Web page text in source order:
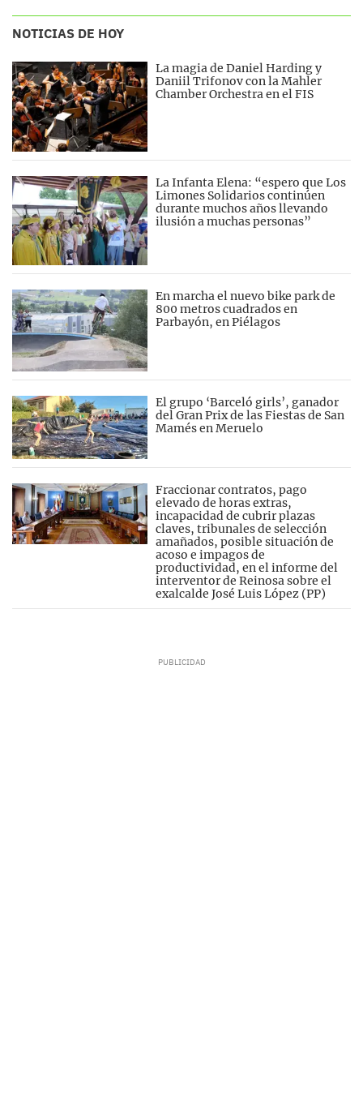
NOTICIAS DE HOY
La magia de Daniel Harding y
Daniil Trifonov con la Mahler
Chamber Orchestra en el FIS
La Infanta Elena: “espero que Los
Limones Solidarios continúen
durante muchos años llevando
ilusión a muchas personas”
En marcha el nuevo bike park de
800 metros cuadrados en
Parbayón, en Piélagos
El grupo ‘Barceló girls’, ganador
del Gran Prix de las Fiestas de San
Mamés en Meruelo
Fraccionar contratos, pago
elevado de horas extras,
incapacidad de cubrir plazas
claves, tribunales de selección
amañados, posible situación de
acoso e impagos de
productividad, en el informe del
interventor de Reinosa sobre el
exalcalde José Luis López (PP)